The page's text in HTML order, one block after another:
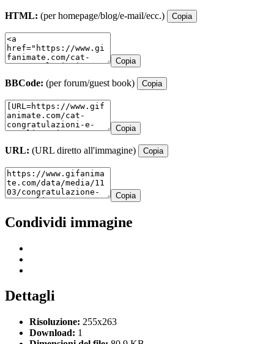
HTML: (per homepage/blog/e-mail/ecc.) Copia
Copia
BBCode: (per forum/guest book) Copia
Copia
URL: (URL diretto all'immagine) Copia
Copia
Condividi immagine
Dettagli
Risoluzione: 255x263
Download: 1